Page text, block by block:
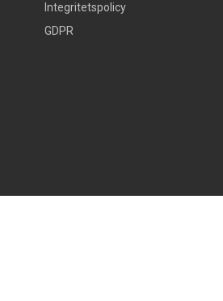
Integritetspolicy
GDPR